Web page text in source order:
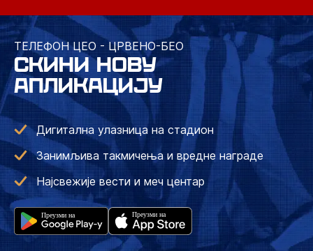
ТЕЛЕФОН ЦЕО - ЦРВЕНО-БЕО
СКИНИ НОВУ
АПЛИКАЦИЈУ
Дигитална улазница на стадион
Занимљива такмичења и вредне награде
Најсвежије вести и меч центар